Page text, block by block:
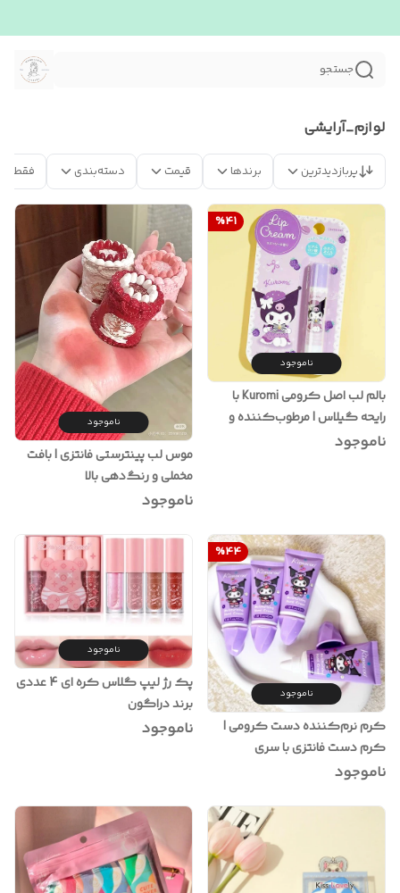
جستجو
لوازم_آرایشی
پربازدیدترین برندها قیمت دسته‌بندی فقط
%41
ناموجود
بالم لب اصل کرومی Kuromi با
رایحه گیلاس | مرطوب‌کننده و
فانتزی Sanrio
ناموجود
ناموجود
موس لب پینترستی فانتزی | بافت
مخملی و رنگ‌دهی بالا
ناموجود
%44
ناموجود
کرم نرم‌کننده دست کرومی |
کرم دست فانتزی با سری
شکوفه‌ای و جذب سریع
ناموجود
ناموجود
پک رژ لیپ گلاس کره ای 4 عددی
برند دراگون
ناموجود